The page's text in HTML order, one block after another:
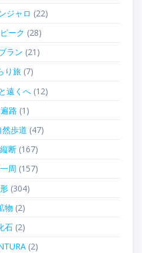
ジャロ (22)
ーク (28)
ラン (21)
り旅(7)
遠くへ(12)
路 (1)
歩道 (47)
断(167)
周 (157)
(304)
物 (2)
石(2)
(2)